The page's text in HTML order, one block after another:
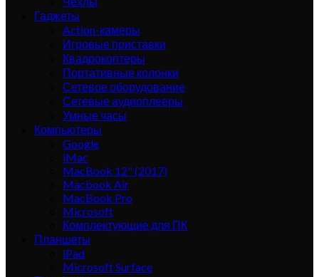
Гаджеты
Action-камеры
Игровые приставки
Квадрокоптеры
Портативные колонки
Сетевое оборудование
Сетевые аудиоплееры
Умные часы
Компьютеры
Google
iMac
MacBook 12" (2017)
Macbook Air
MacBook Pro
Microsoft
Комплектующие для ПК
Планшеты
iPad
Microsoft Surface